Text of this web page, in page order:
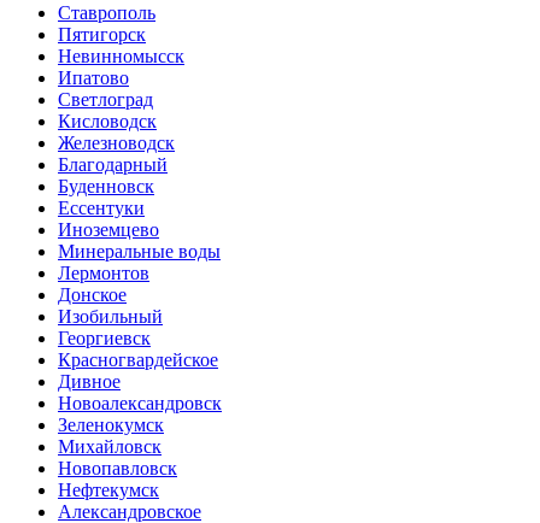
Ставрополь
Пятигорск
Невинномысск
Ипатово
Светлоград
Кисловодск
Железноводск
Благодарный
Буденновск
Ессентуки
Иноземцево
Минеральные воды
Лермонтов
Донское
Изобильный
Георгиевск
Красногвардейское
Дивное
Новоалександровск
Зеленокумск
Михайловск
Новопавловск
Нефтекумск
Александровское